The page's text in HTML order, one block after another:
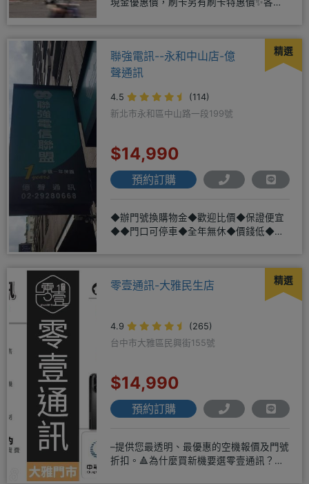
精選
聯強電訊--永和中山店-億
聲通訊
4.5
(114)
新北市永和區中山路一段199號
$14,990
預約訂購
◆辦門號換購物金◆歡迎比價◆保證便宜
◆◆門口可停車◆全年無休◆價錢低◆服
精選
零壹通訊-大雅民生店
4.9
(265)
台中市大雅區民興街155號
$14,990
預約訂購
–提供您最透明、最優惠的空機報價及門號
折扣。🔺為什麼買新機要選零壹通訊？